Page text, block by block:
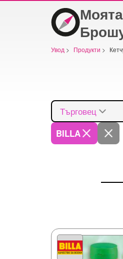
Моята
Увод > Продукти >
Търговец
BILLA